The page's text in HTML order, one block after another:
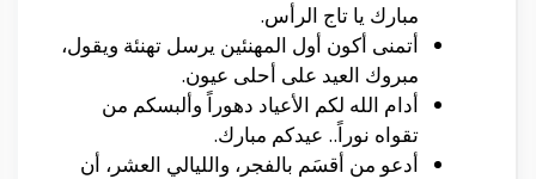
مبارك يا تاج الرأس.
أتمنى أكون أول المهنئين يرسل تهنئة ويقول،
مبروك العيد على أحلى عيون.
أدام الله لكم الأعياد دهوراً وألبسكم من
تقواه نوراً.. عيدكم مبارك.
أدعو من أقسَم بالفجر، والليالي العشر، أن